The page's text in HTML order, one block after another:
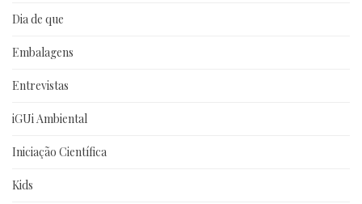
Dia de que
Embalagens
Entrevistas
iGUi Ambiental
Iniciação Científica
Kids